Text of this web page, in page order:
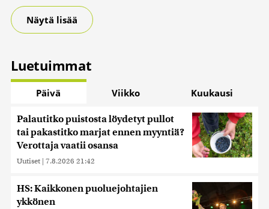
Näytä lisää
Luetuimmat
Päivä Viikko Kuukausi
Palautitko puistosta löydetyt pullot
tai pakastitko marjat ennen myyntiä?
Verottaja vaatii osansa
Uutiset | 7.8.2026 21:42
HS: Kaikkonen puoluejohtajien
ykkönen